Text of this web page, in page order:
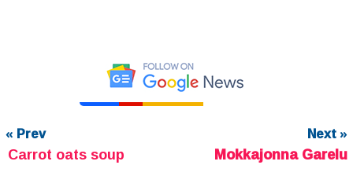
« Prev
Carrot oats soup
Next »
Mokkajonna Garelu